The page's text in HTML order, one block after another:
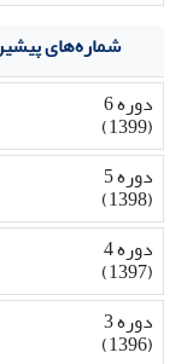
شماره‌های
دوره 6
(1399)
دوره 5
(1398)
دوره 4
(1397)
دوره 3
(1396)